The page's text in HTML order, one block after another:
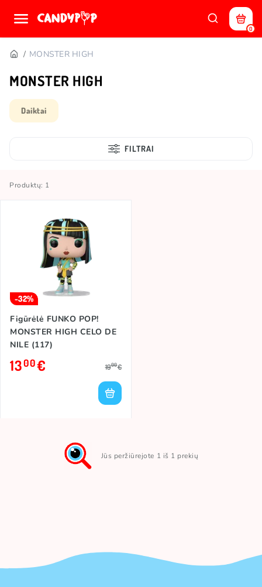
0
MONSTER HIGH
MONSTER HIGH
Daiktai
FILTRAI
Produktų: 1
-32%
Figūrėlė FUNKO POP!
MONSTER HIGH CELO DE
NILE (117)
1300€ 1900€
Jūs peržiūrejote 1 iš 1 prekių